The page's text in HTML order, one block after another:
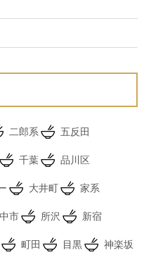
二郎系 五反田
千葉 品川区
大井町 家系
市 所沢 新宿
町田 目黒 神楽坂